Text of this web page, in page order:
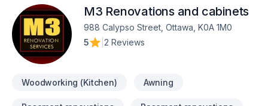
M3 Renovations and cabinets
988 Calypso Street, Ottawa, K0A 1M0
5
2 Reviews
Woodworking (Kitchen) Awning